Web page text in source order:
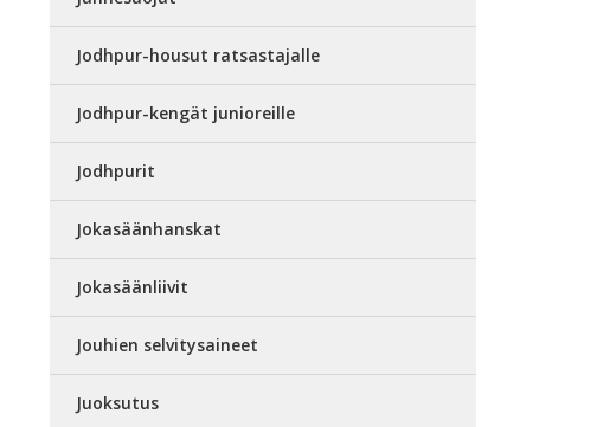
Jodhpur-housut ratsastajalle
Jodhpur-kengät junioreille
Jodhpurit
Jokasäänhanskat
Jokasäänliivit
Jouhien selvitysaineet
Juoksutus